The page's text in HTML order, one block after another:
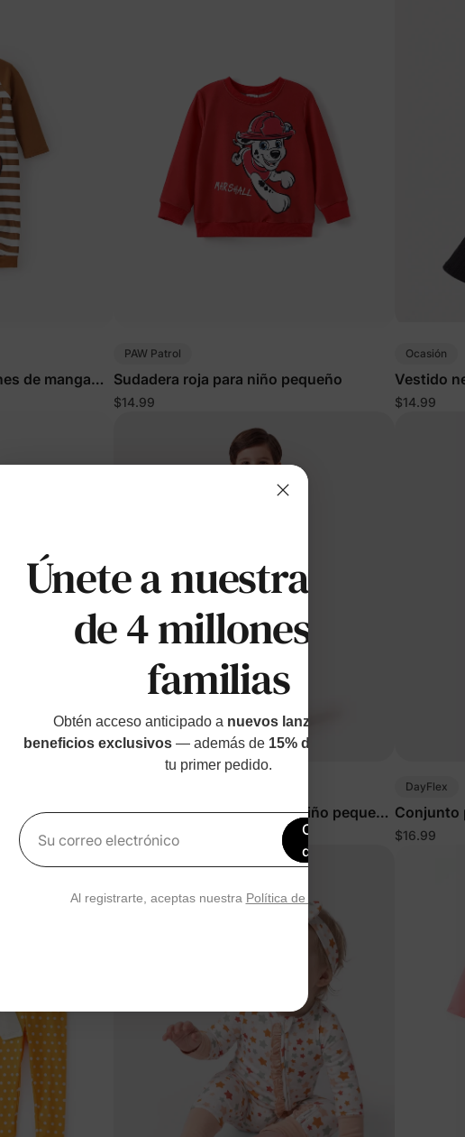
de manga
PAW Patrol
Sudadera roja para niño pequeño
$14.99
Ocasión
Vestido
$14.99
Hot
Conjunto de 2 piezas para niño pequeño
con animales gris
$23.99
DayFlex
Conjunto
grisáceo
$16.99
Únete a nuestras más
de 4 millones de
familias
Obtén acceso anticipado a nuevos lanzamientos y
beneficios exclusivos— además de 15% de descuento
tu primer pedido.
Su correo electrónico
Obtén un 15%
de descuento
Al registrarte, aceptas nuestra Política de privacidad